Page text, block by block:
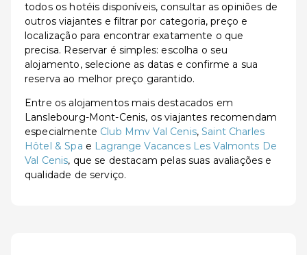
todos os hotéis disponíveis, consultar as opiniões de
outros viajantes e filtrar por categoria, preço e
localização para encontrar exatamente o que
precisa. Reservar é simples: escolha o seu
alojamento, selecione as datas e confirme a sua
reserva ao melhor preço garantido.
Entre os alojamentos mais destacados em
Lanslebourg-Mont-Cenis, os viajantes recomendam
especialmente Club Mmv Val Cenis,Saint Charles
Hôtel & Spa e Lagrange Vacances Les Valmonts De
Val Cenis, que se destacam pelas suas avaliações e
qualidade de serviço.